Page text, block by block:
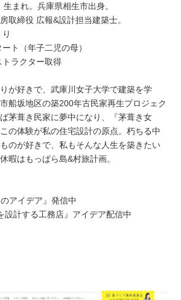
まれ。兵庫県相生市出身。
取締役 広報&設計担当建築士。
ト（年子二児の母）
ラクター取得
が好きで、武庫川女子大学で建築を学
船坂地区の築200年古民家再生プロジェク
茅葺き民家に夢中になり、『茅葺き女
の体験が私の住宅設計の原点。朽ちる中
のが好きで、私もそんな人生を築きたい
暇はもっぱら島&村旅計画。
アイデア』発信中
設計する工務店』アイデア配信中